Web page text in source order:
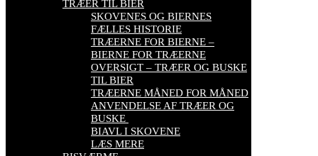
TRÆER TIL BIER
SKOVENES OG BIERNES
FÆLLES HISTORIE
TRÆERNE FOR BIERNE –
BIERNE FOR TRÆERNE
OVERSIGT – TRÆER OG BUSKE
TIL BIER
TRÆERNE MÅNED FOR MÅNED
ANVENDELSE AF TRÆER OG
BUSKE
BIAVL I SKOVENE
LÆS MERE